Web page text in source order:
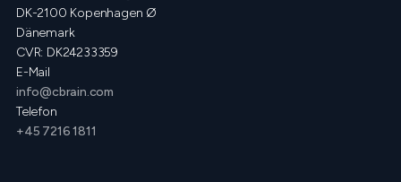
DK-2100 Kopenhagen Ø
Dänemark
CVR: DK24233359
E-Mail
info@cbrain.com
Telefon
+45 7216 1811